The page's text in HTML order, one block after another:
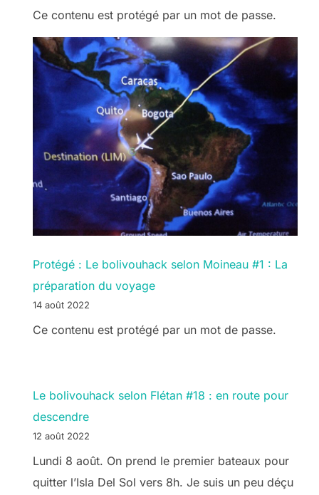
Ce contenu est protégé par un mot de passe.
Protégé : Le bolivouhack selon Moineau #1 : La
préparation du voyage
14 août 2022
Ce contenu est protégé par un mot de passe.
Le bolivouhack selon Flétan #18 : en route pour
descendre
12 août 2022
Lundi 8 août. On prend le premier bateaux pour
quitter l’Isla Del Sol vers 8h. Je suis un peu déçu